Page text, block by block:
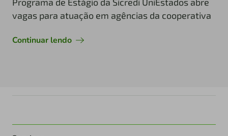
vagas para atuação em agências da cooperativa
Continuar lendo